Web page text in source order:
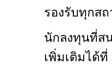
รองรับทุกส
นักลงทุนที่ส
เพิ่มเติมได้ที่